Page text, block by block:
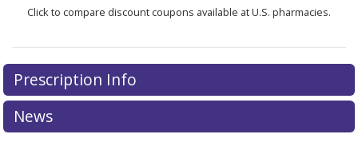
Click to compare discount coupons available at U.S. pharmacies.
Prescription Info
News